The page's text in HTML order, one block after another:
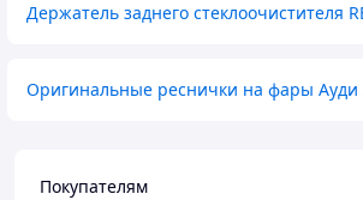
Держатель заднего стеклоочистителя
Оригинальные реснички на фары Ауди
Покупателям